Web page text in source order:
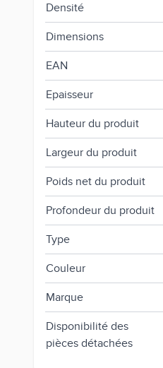
Densité
Dimensions
EAN
Epaisseur
Hauteur du produit
Largeur du produit
Poids net du produit
Profondeur du produit
Type
Couleur
Marque
Disponibilité des
pièces détachées